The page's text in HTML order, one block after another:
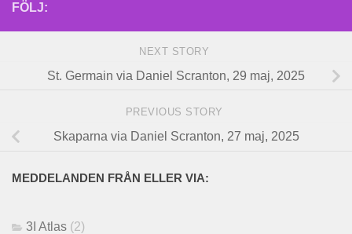
FÖLJ:
NEXT STORY
St. Germain via Daniel Scranton, 29 maj, 2025
PREVIOUS STORY
Skaparna via Daniel Scranton, 27 maj, 2025
MEDDELANDEN FRÅN ELLER VIA:
3I Atlas (2)